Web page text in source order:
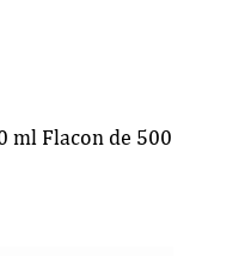
ml Flacon de 500